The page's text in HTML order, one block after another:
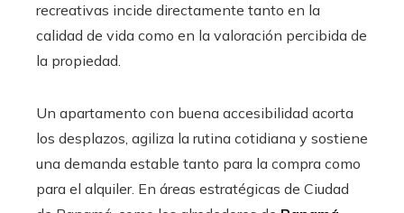
recreativas incide directamente tanto en la
calidad de vida como en la valoración percibida de
la propiedad.
Un apartamento con buena accesibilidad acorta
los desplazos, agiliza la rutina cotidiana y sostiene
una demanda estable tanto para la compra como
para el alquiler. En áreas estratégicas de Ciudad